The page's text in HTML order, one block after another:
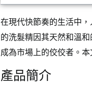
在現代快節奏的生活中
的洗髮精因其天然和溫
成為市場上的佼佼者。
產品簡介